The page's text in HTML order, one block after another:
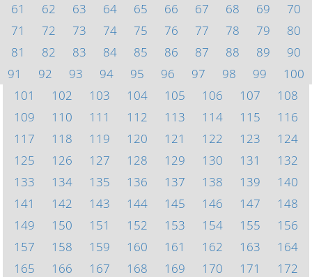
61
62 63 64 65 66 67 68 69
70
71
72 73 74 75 76 77 78 79
80
81
82 83 84 85 86 87 88 89
90
91
92 93 94 95 96 97 98 99
100
101
102 103 104 105 106 107
108
109
110 111 112 113 114 115
116
117
118 119 120 121 122 123
124
125
126 127 128 129 130 131
132
133
134 135 136 137 138 139
140
141
142 143 144 145 146 147
148
149
150 151 152 153 154 155
156
157
158 159 160 161 162 163
164
165
166 167 168 169 170 171
172